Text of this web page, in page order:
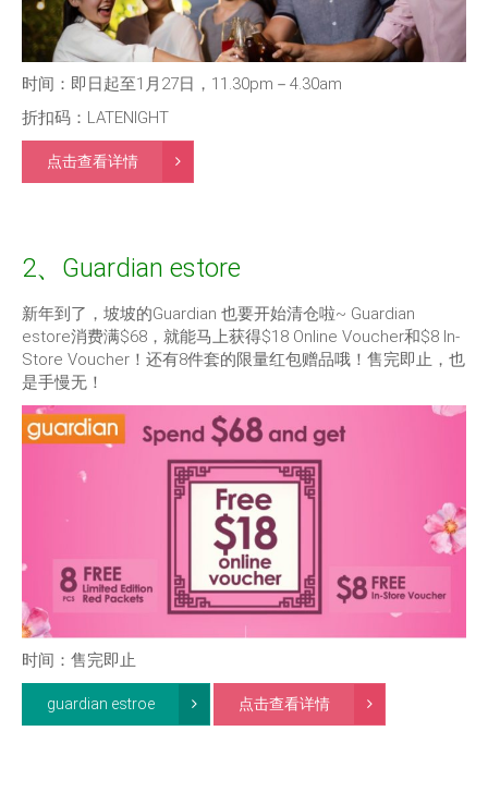
时间：即日起至1月27日，11.30pm－4.30am
折扣码：LATENIGHT
点击查看详情
2、Guardian estore
新年到了，坡坡的Guardian 也要开始清仓啦~ Guardian
estore消费满$68，就能马上获得$18 Online Voucher和$8 In-
Store Voucher！还有8件套的限量红包赠品哦！售完即止，也
是手慢无！
时间：售完即止
guardian estroe 点击查看详情